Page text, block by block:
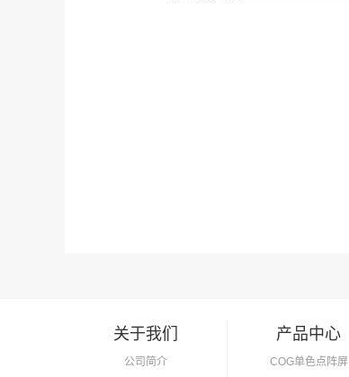
关于我们
公司简介
产品中心
COG单色点阵屏